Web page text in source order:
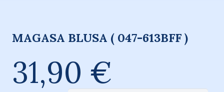
MAGASA BLUSA ( 047-613BFF )
31,90 €